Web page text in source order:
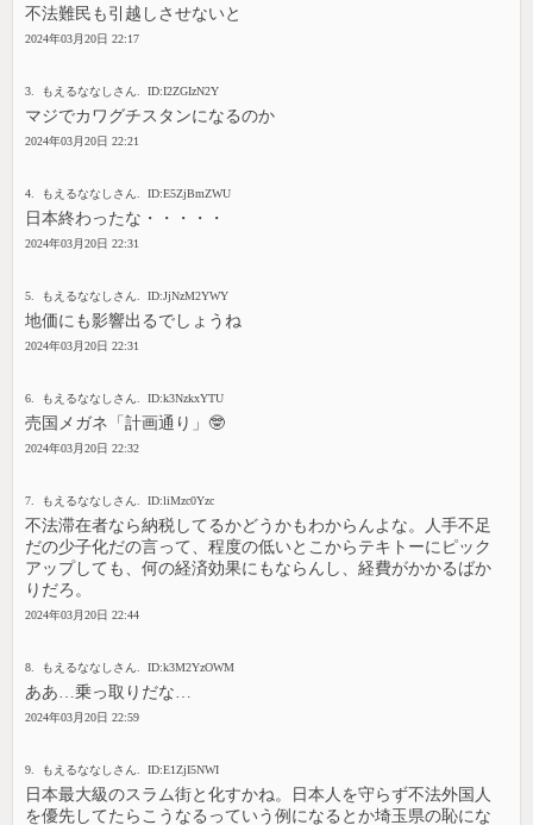
不法難民も引越しさせないと
2024年03月20日 22:17
3. もえるななしさん. ID:I2ZGIzN2Y
マジでカワグチスタンになるのか
2024年03月20日 22:21
4. もえるななしさん. ID:E5ZjBmZWU
日本終わったな・・・・・
2024年03月20日 22:31
5. もえるななしさん. ID:JjNzM2YWY
地価にも影響出るでしょうね
2024年03月20日 22:31
6. もえるななしさん. ID:k3NzkxYTU
売国メガネ「計画通り」🤓
2024年03月20日 22:32
7. もえるななしさん. ID:liMzc0Yzc
不法滞在者なら納税してるかどうかもわからんよな。人手不足
だの少子化だの言って、程度の低いとこからテキトーにピック
アップしても、何の経済効果にもならんし、経費がかかるばか
りだろ。
2024年03月20日 22:44
8. もえるななしさん. ID:k3M2YzOWM
ああ…乗っ取りだな…
2024年03月20日 22:59
9. もえるななしさん. ID:E1ZjI5NWI
日本最大級のスラム街と化すかね。日本人を守らず不法外国人
を優先してたらこうなるっていう例になるとか埼玉県の恥にな